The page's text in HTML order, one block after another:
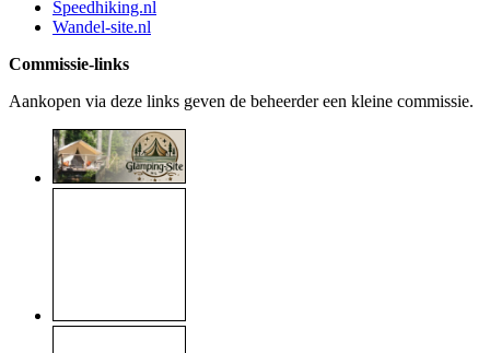
Speedhiking.nl
Wandel-site.nl
Commissie-links
Aankopen via deze links geven de beheerder een kleine commissie.